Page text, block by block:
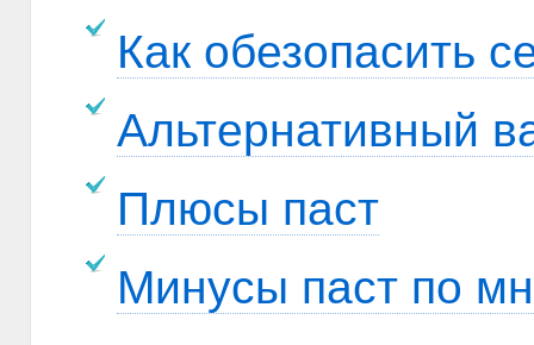
Как обезопасить
Альтернативный
Плюсы паст
Минусы паст по